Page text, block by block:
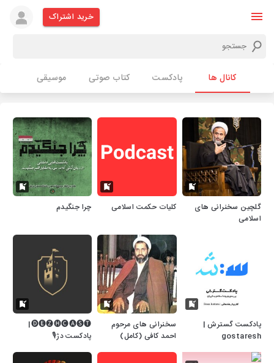
خرید اشتراک
کانال ها پادکست کتاب صوتی موسیقی
گلچین سخنرانی های
اسلامی
کلیات حکمت اسلامی چرا جنگیدم
پادکست گسترش |
gostaresh
سخنرانی های مرحوم
احمد کافی (کامل)
🅓🅔🅩🅗🅒🅐🅢🅣|
پادکست دژ🎙